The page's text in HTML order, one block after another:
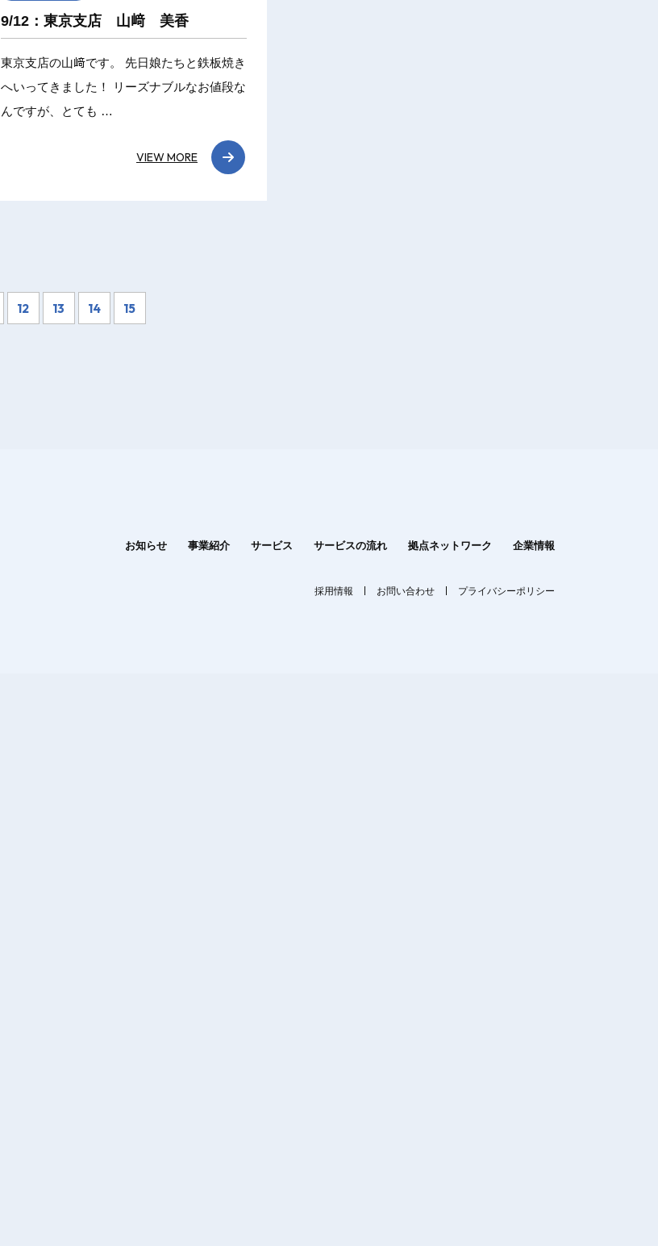
9/12：東京支店 山﨑 美香
東京支店の山﨑です。 先日娘たちと鉄板焼き
へいってきました！ リーズナブルなお値段な
んですが、とても …
VIEW MORE
12 13 14 15
お知らせ 事業紹介 サービス サービスの流れ 拠点ネットワーク 企業情報
採用情報 お問い合わせ プライバシーポリシー